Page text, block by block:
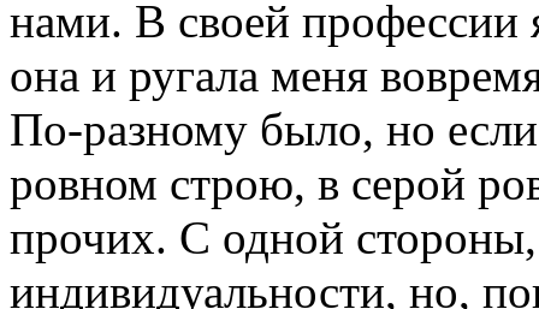
нами. В своей профессии
она и ругала меня
По-разному было, но
ровном строю, в серой
прочих. С одной стороны,
индивидуальности, но,